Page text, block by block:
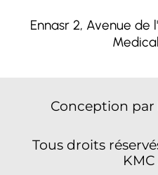
Ennasr 2, Avenue de
Conception par
Tous droits